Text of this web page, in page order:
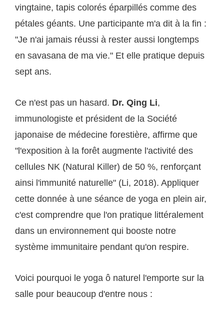
vingtaine, tapis colorés éparpillés comme des
pétales géants. Une participante m'a dit à la fin :
"Je n'ai jamais réussi à rester aussi longtemps
en savasana de ma vie." Et elle pratique depuis
sept ans.
Ce n'est pas un hasard. Dr. Qing Li,
immunologiste et président de la Société
japonaise de médecine forestière, affirme que
"l'exposition à la forêt augmente l'activité des
cellules NK (Natural Killer) de 50 %, renforçant
ainsi l'immunité naturelle" (Li, 2018). Appliquer
cette donnée à une séance de yoga en plein air,
c'est comprendre que l'on pratique littéralement
dans un environnement qui booste notre
système immunitaire pendant qu'on respire.
Voici pourquoi le yoga ô naturel l'emporte sur la
salle pour beaucoup d'entre nous :